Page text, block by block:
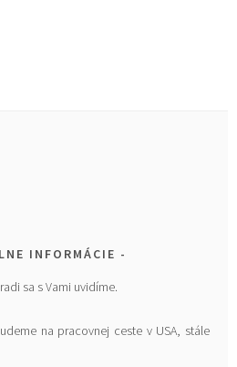
INFORMÁCIE
sa s Vami uvidíme.
na pracovnej ceste v USA, stále